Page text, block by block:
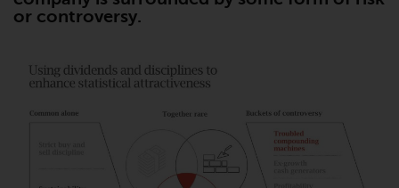
(Pte) Limited, die von der
Fondsverwaltungsgesellschaft
Pty Ltd ist ein australischer
Finanzdienstleistungslizenznehmer
bei der Australian Securities and
or controversy.